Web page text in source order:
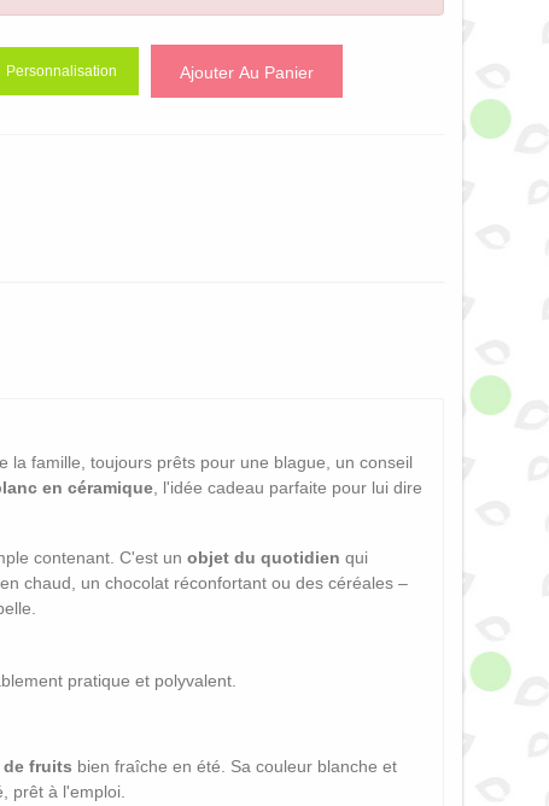
Personnalisation Ajouter Au Panier
la famille, toujours prêts pour une blague, un conseil
en céramique , l'idée cadeau parfaite pour lui dire
contenant. C'est un objet du quotidien qui
chaud, un chocolat réconfortant ou des céréales –
pratique et polyvalent.
de fruits bien fraîche en été. Sa couleur blanche et
prêt à l'emploi.